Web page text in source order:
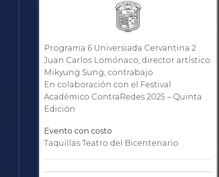
Programa 6 Universiada Cervantina 2
Juan Carlos Lomónaco, director artístico
Mikyung Sung, contrabajo
En colaboración con el Festival
Académico ContraRedes 2025 – Quinta
Edición
Evento con costo
Taquillas Teatro del Bicentenario